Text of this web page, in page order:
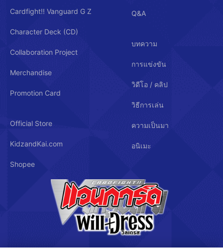
Cardfight!! Vanguard G Z
Character Deck (CD)
Collaboration Project
Merchandise
Promotion Card
Official Store
KidzandKai.com
Shopee
Q&A
บทความ
การแข่งขัน
วิดีโอ / คลิป
วิธีการเล่น
ความเป็นมา
อนิเมะ